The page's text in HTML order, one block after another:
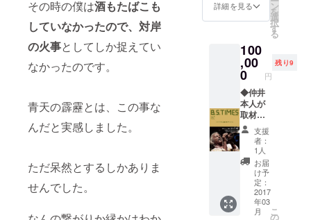
その時の僕は酒もたばこも
していなかったので、対岸
の火事としてしか捉えてい
なかったのです。
青天の霹靂とは、この事な
んだと実感しました。
ただ呆然とするしかありま
せんでした。
第では
いま
す。 ※
その場
合はご
返金い
たしま
す。
壇者な
ます。
・講演
のテー
マは、
ご希望
に合わ
せま
す。 ※
２０１
７年３
月以降
で調整
いたし
ます。
※近畿二
府四県
育」コ
ンサル
ティン
式会社
スパイ
ラル
アッ
プ 原
様
◆もち
ろん仲
井本人
も登壇
します
（２時
間） ・
講演会
やコ
ミュニ
詳細を見る ン
を
選
択
す
る
100
,00
0 円
残り9
◆仲井
本人が
取材】
B.S.TIM
ES（２
０１７
年５月
号）に
掲載し
ます。
・A4、
2分の1
支援
者：
1人
お届
け予
定：
2017
年03
月
こ
の